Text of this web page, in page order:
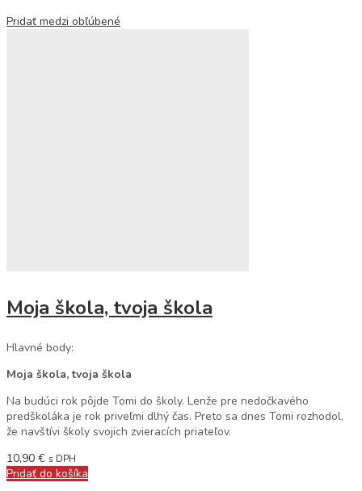
Pridať medzi obľúbené
Moja škola, tvoja škola
Hlavné body:
Moja škola, tvoja škola
Na budúci rok pôjde Tomi do školy. Lenže pre nedočkavého
predškoláka je rok priveľmi dlhý čas. Preto sa dnes Tomi rozhodol,
že navštívi školy svojich zvieracích priateľov.
10,90 € s DPH
Pridať do košíka